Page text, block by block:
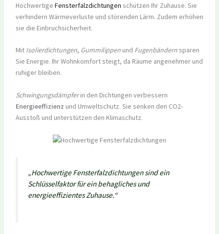
Hochwertige Fensterfalzdichtungen schützen Ihr Zuhause. Sie
verhindern Wärmeverluste und störenden Lärm. Zudem erhöhen
sie die Einbruchsicherheit.
Mit Isolierdichtungen, Gummilippenund Fugenbändernsparen
Sie Energie. Ihr Wohnkomfort steigt, da Räume angenehmer und
ruhiger bleiben.
Schwingungsdämpferin den Dichtungen verbessern
Energieeffizienz und Umweltschutz. Sie senken den CO2-
Ausstoß und unterstützen den Klimaschutz.
„Hochwertige Fensterfalzdichtungen sind ein
Schlüsselfaktor für ein behagliches und
energieeffizientes Zuhause.“